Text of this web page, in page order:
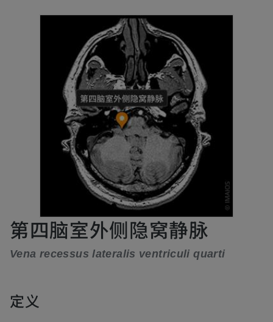
第四脑室外侧隐窝静脉
Vena recessus lateralis ventriculi quarti
定义